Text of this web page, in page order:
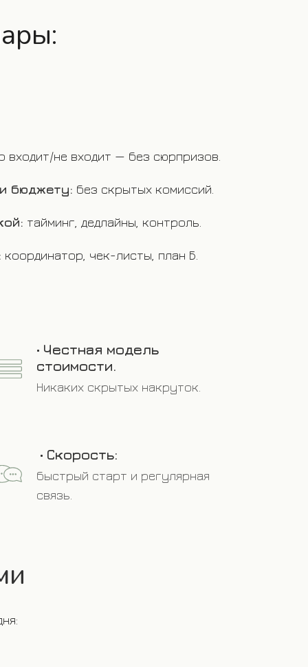
входит/не входит — без сюрпризов.
бюджету: без скрытых комиссий.
тайминг, дедлайны, контроль.
координатор, чек-листы, план Б.
• Честная модель
стоимости.
Никаких скрытых накруток.
• Скорость:
быстрый старт и регулярная
связь.